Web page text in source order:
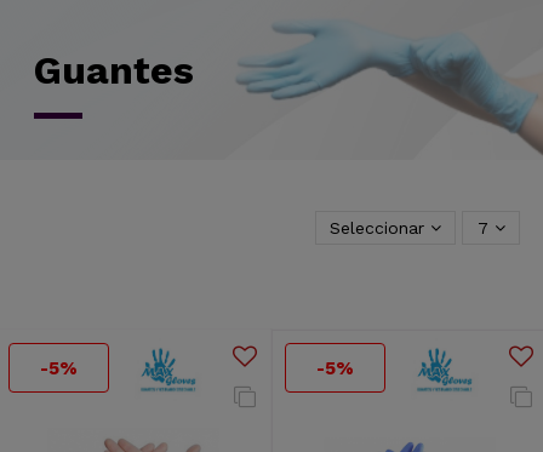
Guantes
Seleccionar 7
-5% -5%